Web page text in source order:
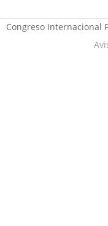
Congreso Internacional